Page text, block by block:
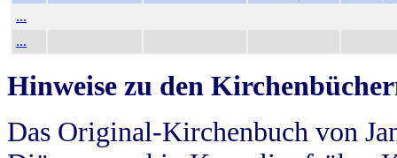
...
...
Hinweise zu den
Das Original-Kirchenbuch von